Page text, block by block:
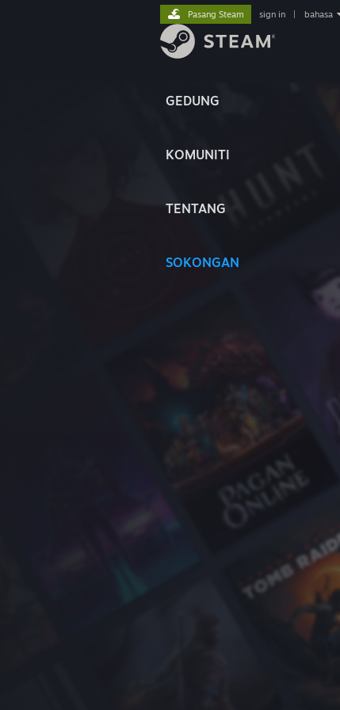
GEDUNG
KOMUNITI
TENTANG
SOKONGAN
Pasang Steam sign in bahasa